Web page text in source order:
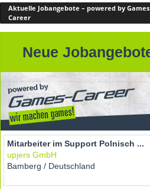
Aktuelle Jobangebote – powered by Games
Career